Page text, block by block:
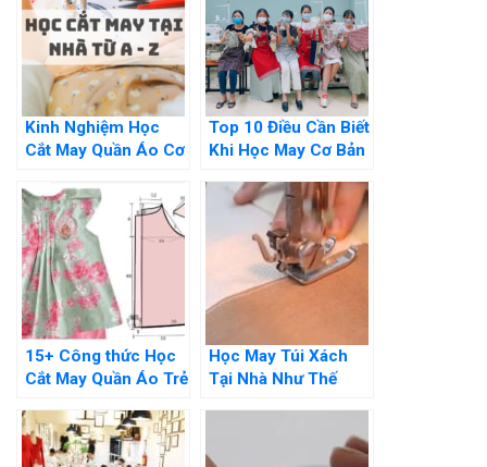
Kinh Nghiệm Học
Cắt May Quần Áo Cơ
Top 10 Điều Cần Biết
Khi Học May Cơ Bản
15+ Công thức Học
Cắt May Quần Áo Trẻ
Học May Túi Xách
Tại Nhà Như Thế